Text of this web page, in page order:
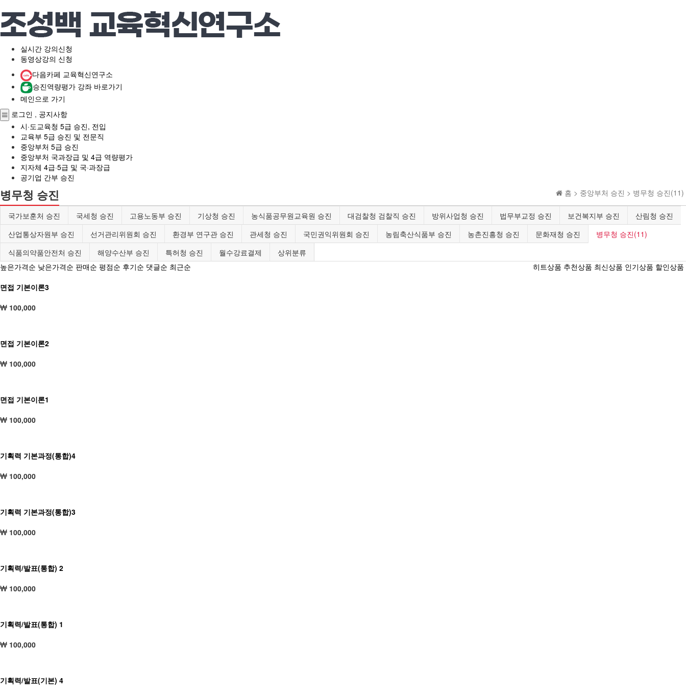
실시간 강의신청
동영상강의 신청
다음카페 교육혁신연구소
승진역량평가 강좌 바로가기
메인으로 가기
로그인 , 공지사항
시·도교육청 5급 승진, 전입
교육부 5급 승진 및 전문직
중앙부처 5급 승진
중앙부처 국과장급 및 4급 역량평가
지자체 4급·5급 및 국·과장급
공기업 간부 승진
홈 > 중앙부처 승진 > 병무청 승진(11)
병무청 승진
국가보훈처 승진 국세청 승진 고용노동부 승진 기상청 승진 농식품공무원교육원 승진 대검찰청 검찰직 승진 방위사업청 승진 법무부교정 승진 보건복지부 승진
산림청 승진
산업통상자원부 승진
선거관리위원회 승진 환경부 연구관 승진 관세청 승진 국민권익위원회 승진 농림축산식품부 승진 농촌진흥청 승진 문화재청 승진
병무청 승진(11)
식품의약품안전처 승진
해양수산부 승진 특허청 승진 월수강료결제
상위분류
높은가격순 낮은가격순 판매순 평점순 후기순 댓글순 최근순 히트상품 추천상품 최신상품 인기상품 할인상품
면접 기본이론3
100,000
면접 기본이론2
100,000
면접 기본이론1
100,000
기획력 기본과정(통합)4
100,000
기획력 기본과정(통합)3
100,000
기획력/발표(통합) 2
100,000
기획력/발표(통합) 1
100,000
기획력/발표(기본) 4